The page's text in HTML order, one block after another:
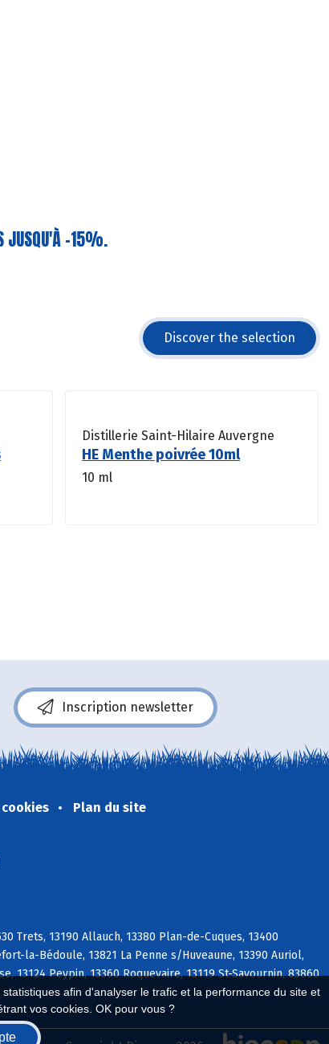
afin d'analyser le trafic et la performance du site et
vos cookies. OK pour vous ?
JUSQU'À -15%.
Discover the selection
Distillerie Saint-Hilaire Auvergne
HE Menthe poivrée 10ml
10 ml
Inscription newsletter
Plan du site
Trets, 13190 Allauch, 13380 Plan-de-Cuques, 13400
la-Bédoule, 13821 La Penne s/Huveaune, 13390 Auriol,
13124 Peypin, 13360 Roquevaire, 13119 St-Savournin, 83860